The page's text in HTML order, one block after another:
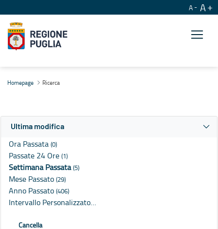
A A
Homepage Ricerca
Ultima modifica
Ora Passata (0)
Passate 24 Ore (1)
Settimana Passata(5)
Mese Passato (29)
Anno Passato (406)
Intervallo Personalizzato…
Cancella